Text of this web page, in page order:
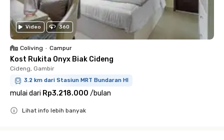
Video 360
Coliving • Campur
Kost Rukita Onyx Biak Cideng
Cideng, Gambir
3.2 km dari Stasiun MRT Bundaran HI
mulai dari Rp3.218.000 /bulan
Lihat info lebih banyak